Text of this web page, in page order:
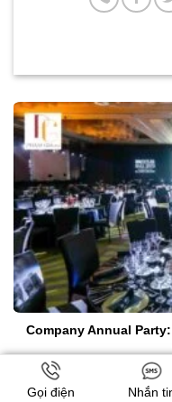
Company Annual
Gọi điện Nhắn